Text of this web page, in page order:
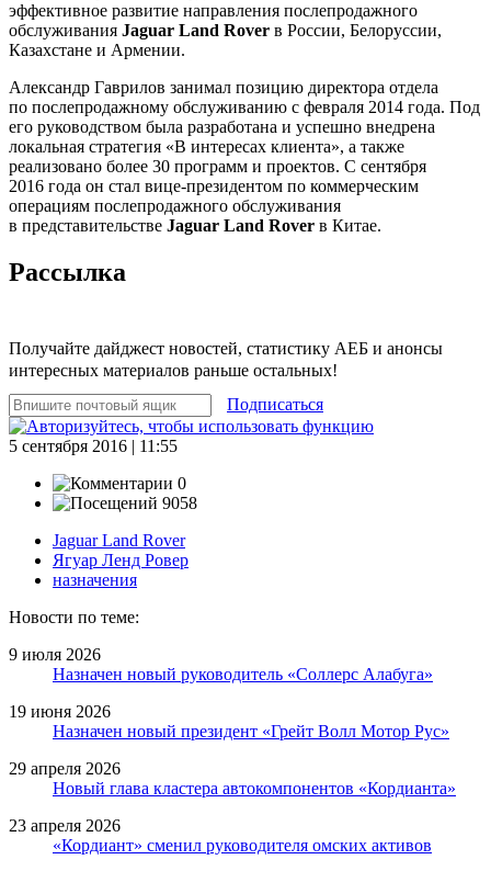
эффективное развитие направления послепродажного
обслуживания Jaguar Land Rover в России, Белоруссии,
Казахстане и Армении.
Александр Гаврилов занимал позицию директора отдела
по послепродажному обслуживанию с февраля 2014 года. Под
его руководством была разработана и успешно внедрена
локальная стратегия «В интересах клиента», а также
реализовано более 30 программ и проектов. С сентября
2016 года он стал вице-президентом по коммерческим
операциям послепродажного обслуживания
в представительстве Jaguar Land Rover в Китае.
Рассылка
Получайте дайджест новостей, статистику АЕБ и анонсы
интересных материалов раньше остальных!
Подписаться
5 сентября 2016 | 11:55
0
9058
Jaguar Land Rover
Ягуар Ленд Ровер
назначения
Новости по теме:
9 июля 2026
Назначен новый руководитель «Соллерс Алабуга»
19 июня 2026
Назначен новый президент «Грейт Волл Мотор Рус»
29 апреля 2026
Новый глава кластера автокомпонентов «Кордианта»
23 апреля 2026
«Кордиант» сменил руководителя омских активов